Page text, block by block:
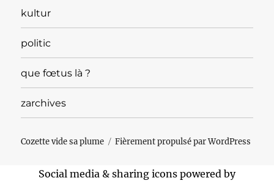
kultur
politic
que fœtus là ?
zarchives
Cozette vide sa plume Fièrement propulsé par WordPress
Social media & sharing icons powered by